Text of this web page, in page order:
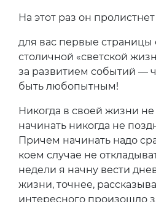
На этот раз он пролистнет
для вас первые страницы
столичной «светской
за развитием событий —
быть любопытным!
Никогда в своей жизни
начинать никогда не
Причем начинать надо
коем случае не
недели я начну вести
жизни, точнее,
интересного произошло